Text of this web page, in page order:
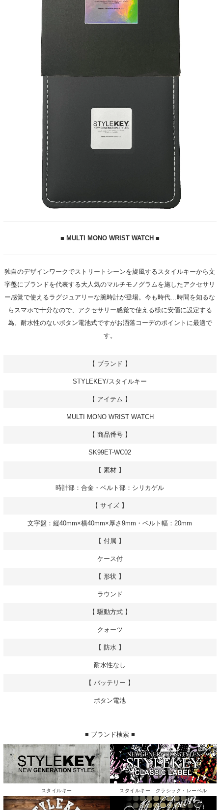
■ MULTI MONO WRIST WATCH ■
独自のデザインワークでストリートシーンを旋風するスタイルキーから文
字盤にブランドを代表する大人気のマルチモノグラムを施したアクセサリ
ー感覚で使えるラグジュアリーな腕時計が登場。今も時代…時間を知るな
らスマホで十分なので、アクセサリー感覚で使える様に安価に設定する
為、耐水性のないボタン電池式ですがお洒落コーデのポイントに最適で
す。
【 ブランド 】
STYLEKEY/スタイルキー
【 アイテム 】
MULTI MONO WRIST WATCH
【 商品番号 】
SK99ET-WC02
【 素材 】
時計部：合金・ベルト部：シリカゲル
【 サイズ 】
文字盤：縦40mm×横40mm×厚さ9mm・ベルト幅：20mm
【 付属 】
ケース付
【 形状 】
ラウンド
【 駆動方式 】
クォーツ
【 防水 】
耐水性なし
【 バッテリー 】
ボタン電池
■ ブランド検索 ■
スタイルキー スタイルキー クラシック・レーベル